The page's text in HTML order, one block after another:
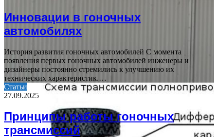
Инновации в гоночных
автомобилях
История развития гоночных автомобилей С момента
появления первых гоночных автомобилей инженеры и
дизайнеры постоянно стремились к улучшению их
технических характеристик.…
Статьи
27.09.2025
Принципы работы гоночных
трансмиссий